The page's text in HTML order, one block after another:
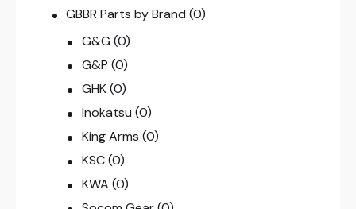
GBBR Parts by Brand (0)
G&G (0)
G&P (0)
GHK (0)
Inokatsu (0)
King Arms (0)
KSC (0)
KWA (0)